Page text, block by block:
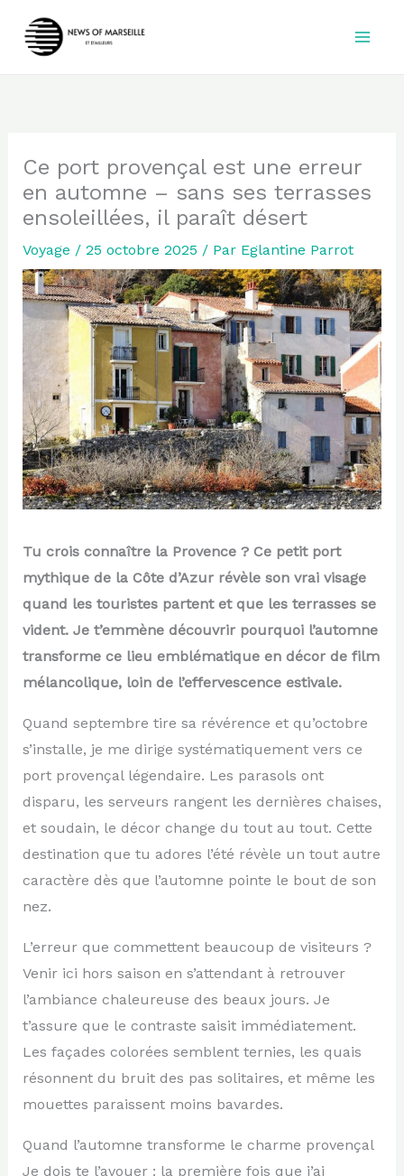
Ce port provençal est une erreur
en automne – sans ses terrasses
ensoleillées, il paraît désert
Voyage / 25 octobre 2025 / Par Eglantine Parrot
Tu crois connaître la Provence ? Ce petit port
mythique de la Côte d’Azur révèle son vrai visage
quand les touristes partent et que les terrasses se
vident. Je t’emmène découvrir pourquoi l’automne
transforme ce lieu emblématique en décor de film
mélancolique, loin de l’effervescence estivale.
Quand septembre tire sa révérence et qu’octobre
s’installe, je me dirige systématiquement vers ce
port provençal légendaire. Les parasols ont
disparu, les serveurs rangent les dernières chaises,
et soudain, le décor change du tout au tout. Cette
destination que tu adores l’été révèle un tout autre
caractère dès que l’automne pointe le bout de son
nez.
L’erreur que commettent beaucoup de visiteurs ?
Venir ici hors saison en s’attendant à retrouver
l’ambiance chaleureuse des beaux jours. Je
t’assure que le contraste saisit immédiatement.
Les façades colorées semblent ternies, les quais
résonnent du bruit des pas solitaires, et même les
mouettes paraissent moins bavardes.
Quand l’automne transforme le charme provençal
Je dois te l’avouer : la première fois que j’ai